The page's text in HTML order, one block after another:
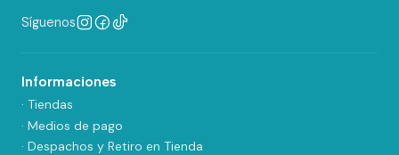
Síguenos
Informaciones
· Tiendas
· Medios de pago
· Despachos y Retiro en Tienda